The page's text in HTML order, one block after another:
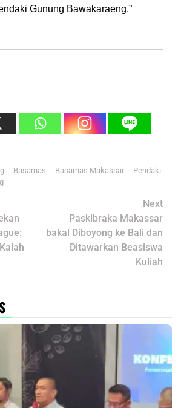
Gunung Bawakaraeng,”
Basarnas Basarnas Makassar
Pendaki
Next
Paskibraka Makassar
bakal Diboyong ke Bali dan
Ditawarkan Beasiswa
Kuliah